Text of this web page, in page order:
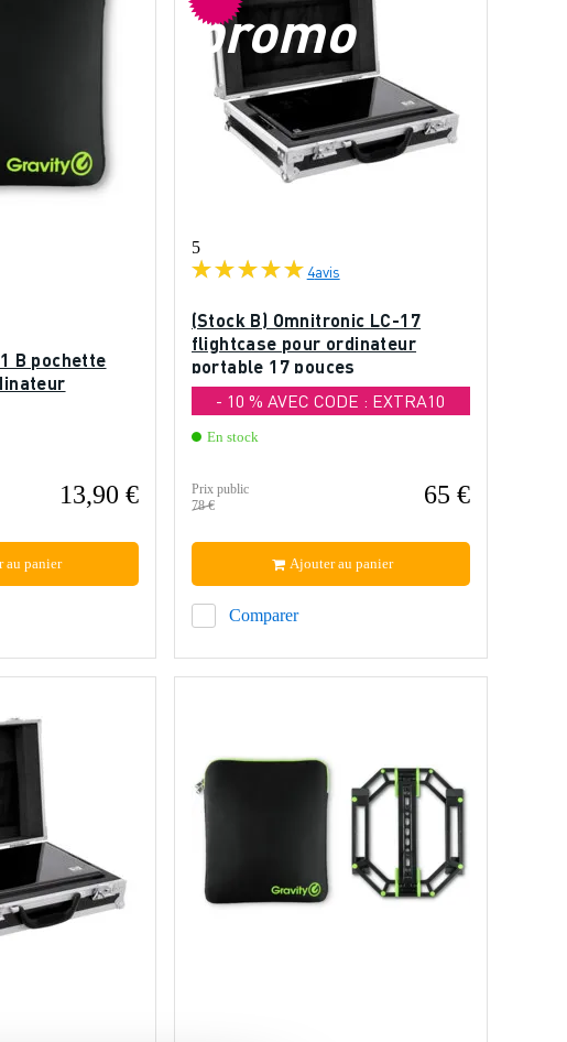
B pochette
13,90 €
au panier
promo
5
4avis
(Stock B) Omnitronic LC-17
flightcase pour ordinateur
portable 17 pouces
- 10 % AVEC CODE : EXTRA10
En stock
Prix public
78 €
65 €
Comparer
Ajouter au panier